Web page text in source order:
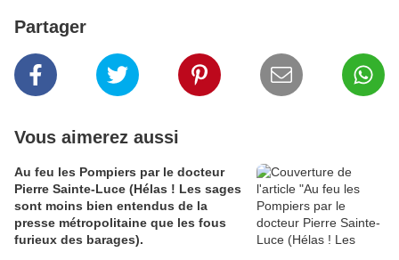
Partager
Vous aimerez aussi
Au feu les Pompiers par le docteur
Pierre Sainte-Luce (Hélas ! Les sages
sont moins bien entendus de la
presse métropolitaine que les fous
furieux des barages).